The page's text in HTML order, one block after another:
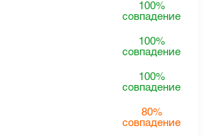
100%
совпадение
100%
совпадение
100%
совпадение
80%
совпадение